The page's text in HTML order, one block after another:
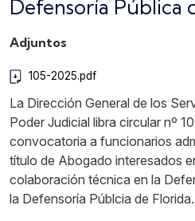
Defensoría Pública
Adjuntos
105-2025.pdf
La Dirección General de los
Poder Judicial libra circular nº
convocatoria a funcionarios
título de Abogado interesados
colaboración técnica en la
la Defensoría Públcia de Florida.